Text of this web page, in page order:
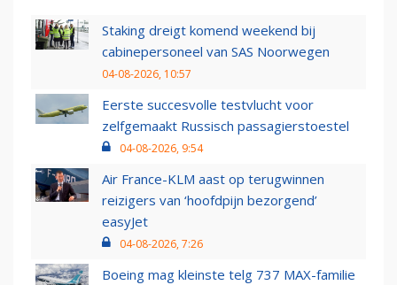
Staking dreigt komend weekend bij
cabinepersoneel van SAS Noorwegen
04-08-2026, 10:57
Eerste succesvolle testvlucht voor
zelfgemaakt Russisch passagierstoestel
04-08-2026, 9:54
Air France-KLM aast op terugwinnen
reizigers van ‘hoofdpijn bezorgend’
easyJet
04-08-2026, 7:26
Boeing mag kleinste telg 737 MAX-familie